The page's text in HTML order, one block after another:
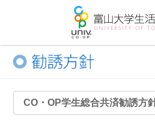
CO・OP学生総合共済勧誘方